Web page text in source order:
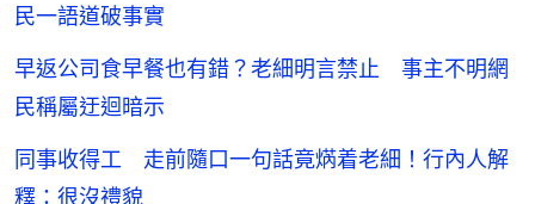
民一語道破事實
早返公司食早餐也有錯？老細明言禁止 事主不明網
民稱屬迂迴暗示
同事收得工 走前隨口一句話竟焫着老細！行內人解
釋：很沒禮貌